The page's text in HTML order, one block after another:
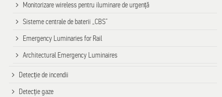
Monitorizare wireless pentru iluminare de urgență
Sisteme centrale de baterii „CBS”
Emergency Luminaries for Rail
Architectural Emergency Luminaires
Detecție de incendii
Detecție gaze